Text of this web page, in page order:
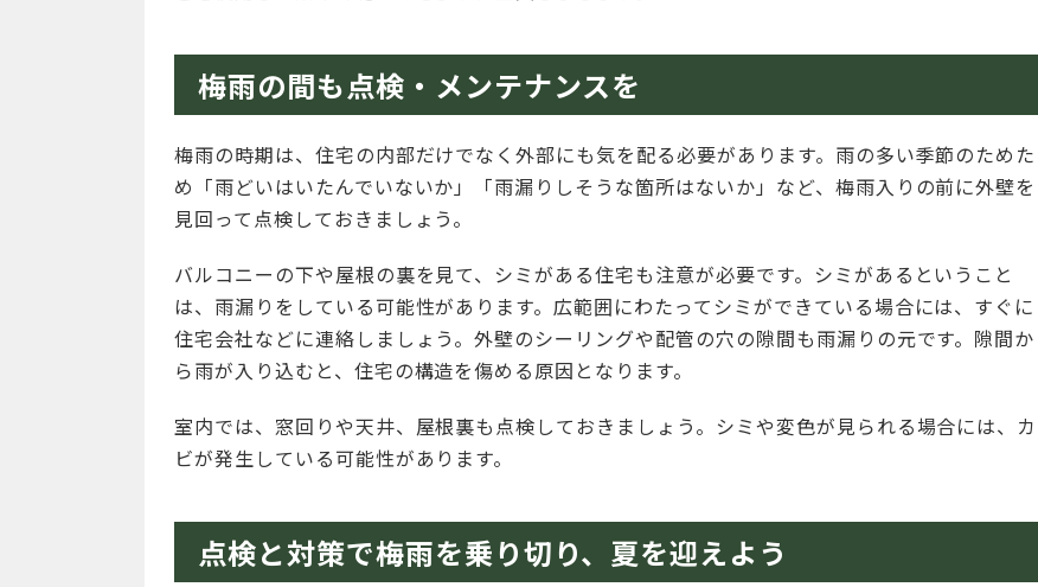
梅雨の間も点検・メンテナンスを
梅雨の時期は、住宅の内部だけでなく外部にも気を配る必要があります。雨の多い季節のためた
め「雨どいはいたんでいないか」「雨漏りしそうな箇所はないか」など、梅雨入りの前に外壁を
見回って点検しておきましょう。
バルコニーの下や屋根の裏を見て、シミがある住宅も注意が必要です。シミがあるということ
は、雨漏りをしている可能性があります。広範囲にわたってシミができている場合には、すぐに
住宅会社などに連絡しましょう。外壁のシーリングや配管の穴の隙間も雨漏りの元です。隙間か
ら雨が入り込むと、住宅の構造を傷める原因となります。
室内では、窓回りや天井、屋根裏も点検しておきましょう。シミや変色が見られる場合には、カ
ビが発生している可能性があります。
点検と対策で梅雨を乗り切り、夏を迎えよう